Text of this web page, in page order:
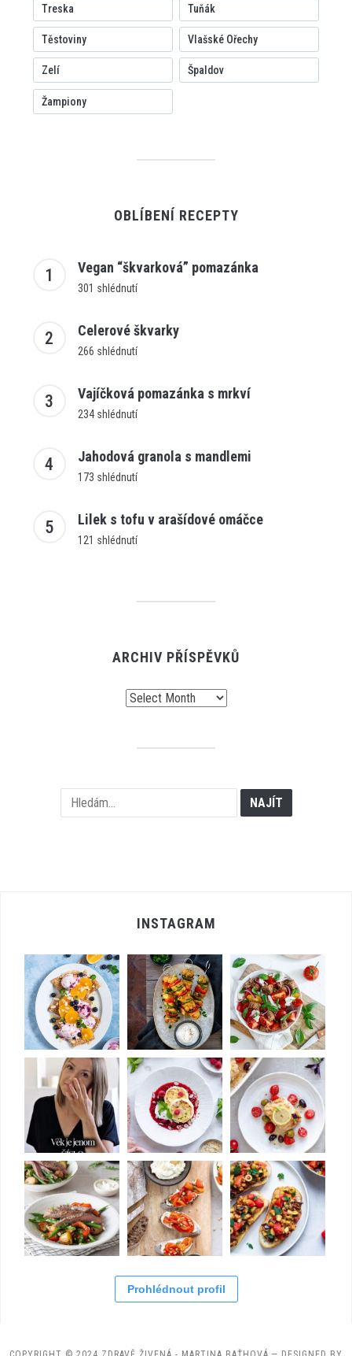
Treska Tuňák
Těstoviny Vlašské Ořechy
Zelí Špaldov
Žampiony
OBLÍBENÍ RECEPTY
Vegan “škvarková” pomazánka
301 shlédnutí
Celerové škvarky
266 shlédnutí
Vajíčková pomazánka s mrkví
234 shlédnutí
Jahodová granola s mandlemi
173 shlédnutí
Lilek s tofu v arašídové omáčce
121 shlédnutí
ARCHIV PŘÍSPĚVKŮ
INSTAGRAM
Prohlédnout profil